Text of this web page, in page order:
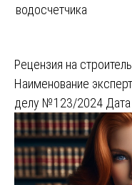
водосчетчика
Рецензия на
Наименование
делу №123/2024 Дата